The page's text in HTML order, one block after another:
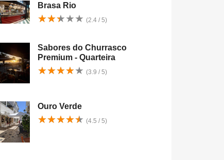
Brasa Rio
★★★★★
★★★★★ (2.4 / 5)
Sabores do Churrasco
Premium - Quarteira
★★★★★
★★★★★ (3.9 / 5)
Ouro Verde
★★★★★
★★★★★ (4.5 / 5)